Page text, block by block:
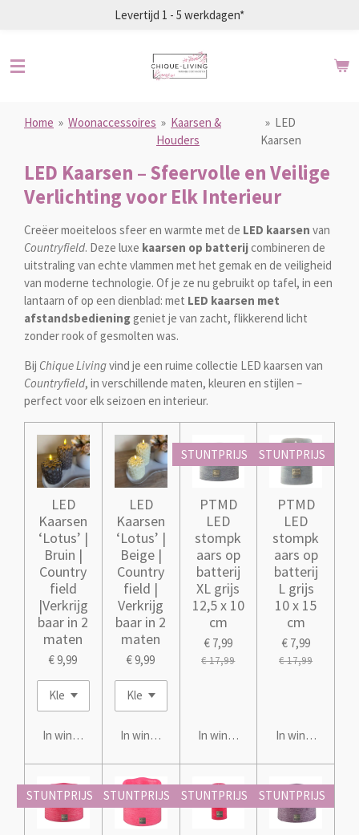
de
Levertijd 1 - 5 werkdagen*
Home » Woonaccessoires » Kaarsen &
Houders
» LED
Kaarsen
LED Kaarsen – Sfeervolle en Veilige
Verlichting voor Elk Interieur
Creëer moeiteloos sfeer en warmte met de LED kaarsen van
Countryfield. Deze luxe kaarsen op batterijcombineren de
uitstraling van echte vlammen met het gemak en de veiligheid
van moderne technologie. Of je ze nu gebruikt op tafel, in een
lantaarn of op een dienblad: met LED kaarsen met
afstandsbedieninggeniet je van zacht, flikkerend licht
zonder rook of gesmolten was.
Bij Chique Livingvind je een ruime collectie LED kaarsen van
Countryfield, in verschillende maten, kleuren en stijlen –
perfect voor elk seizoen en interieur.
LED
Kaarsen
‘Lotus’ |
Bruin |
Country
field
|Verkrijg
baar in 2
maten
€ 9,99
In winkelwagen
LED
Kaarsen
‘Lotus’ |
Beige |
Country
field |
Verkrijg
baar in 2
maten
€ 9,99
In winkelwagen
STUNTPRIJS
PTMD
LED
stompk
aars op
batterij
XL grijs
12,5 x 10
cm
€ 7,99
€ 17,99
In winkelwagen
STUNTPRIJS
PTMD
LED
stompk
aars op
batterij
L grijs
10 x 15
cm
€ 7,99
€ 17,99
In winkelwagen
STUNTPRIJS STUNTPRIJS STUNTPRIJS STUNTPRIJS